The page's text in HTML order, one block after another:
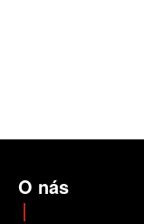
O nás